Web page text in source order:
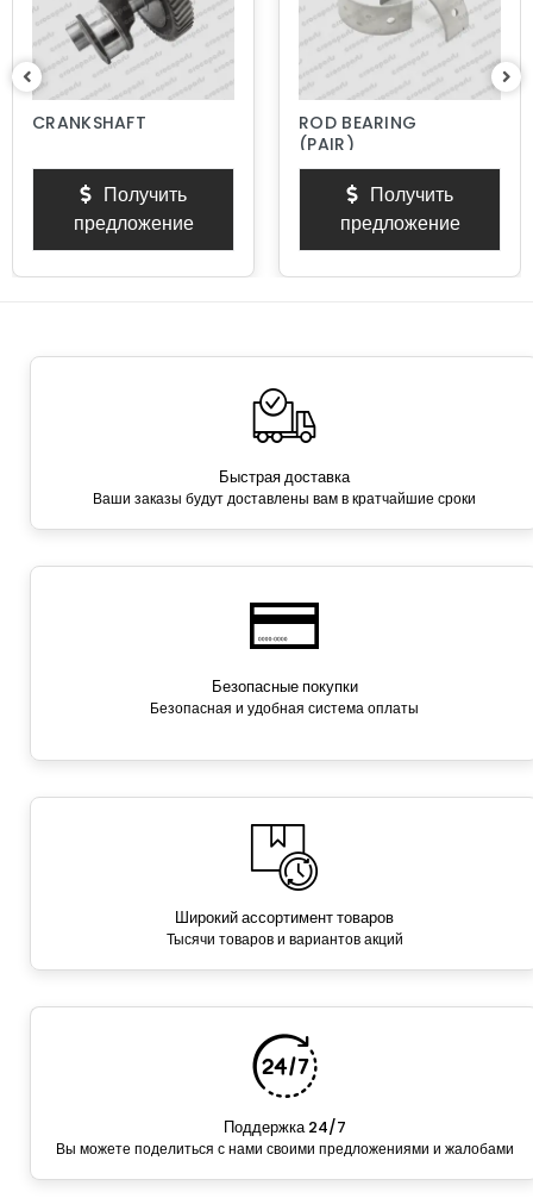
CRANKSHAFT
Получить
предложение
ROD BEARING
(PAIR)
Получить
предложение
Быстрая доставка
Ваши заказы будут доставлены вам в кратчайшие сроки
Безопасные покупки
Безопасная и удобная система оплаты
Широкий ассортимент товаров
Тысячи товаров и вариантов акций
Поддержка 24/7
Вы можете поделиться с нами своими предложениями и жалобами